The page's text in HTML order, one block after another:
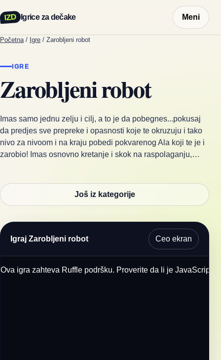
IZD Igrice za dečake Meni
Početna / Igre / Zarobljeni robot
IGRE
Zarobljeni robot
Imas samo jednu zelju i cilj, a to je da pobegnes...pokusaj
da predjes sve prepreke i opasnosti koje te okruzuju i tako
nivo za nivoom i na kraju pobedi pokvarenog Ala koji te je i
zarobio! Imas osnovno kretanje i skok na raspolaganju,…
Još iz kategorije
Igraj Zarobljeni robot Ceo ekran
Ova igra zahteva Ruffle podršku. Proverite da li je JavaScript